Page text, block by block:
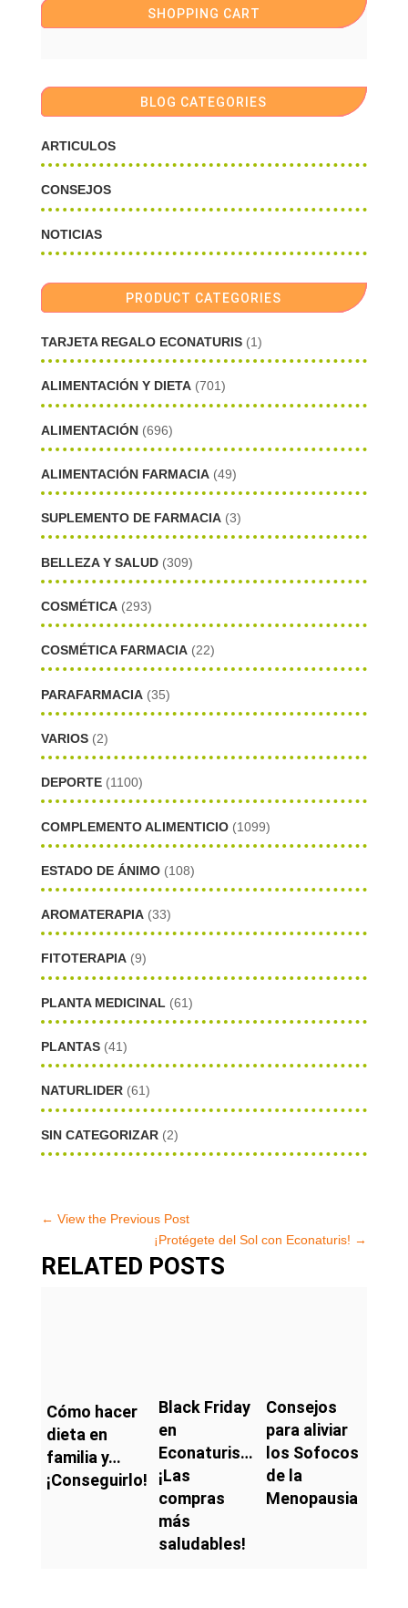
SHOPPING CART
BLOG CATEGORIES
ARTICULOS
CONSEJOS
NOTICIAS
PRODUCT CATEGORIES
TARJETA REGALO ECONATURIS (1)
ALIMENTACIÓN Y DIETA (701)
ALIMENTACIÓN (696)
ALIMENTACIÓN FARMACIA (49)
SUPLEMENTO DE FARMACIA (3)
BELLEZA Y SALUD (309)
COSMÉTICA (293)
COSMÉTICA FARMACIA (22)
PARAFARMACIA (35)
VARIOS (2)
DEPORTE (1100)
COMPLEMENTO ALIMENTICIO (1099)
ESTADO DE ÁNIMO (108)
AROMATERAPIA (33)
FITOTERAPIA (9)
PLANTA MEDICINAL (61)
PLANTAS (41)
NATURLIDER (61)
SIN CATEGORIZAR (2)
← View the Previous Post
¡Protégete del Sol con Econaturis! →
RELATED POSTS
Cómo hacer
dieta en
familia y…
¡Conseguirlo!
Black Friday
en
Econaturis…
¡Las
compras
más
saludables!
Consejos
para aliviar
los Sofocos
de la
Menopausia